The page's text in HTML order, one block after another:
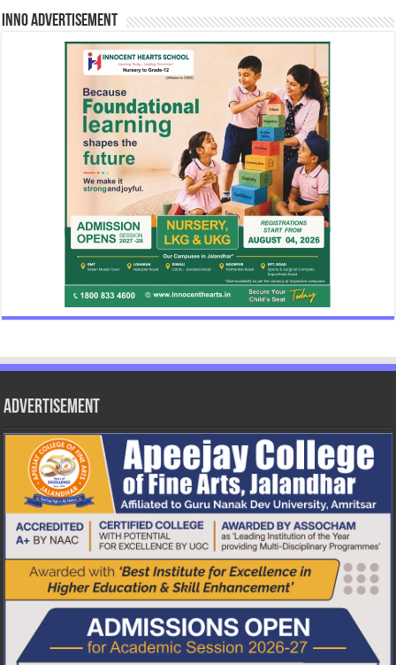
INNO Advertisement
Advertisement